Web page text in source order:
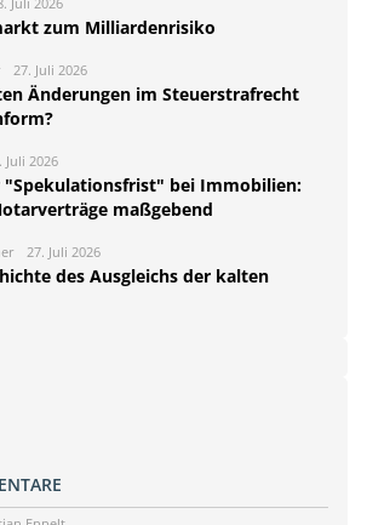
zum Milliardenrisiko
27. Juli 2026
Änderungen im Steuerstrafrecht
Juli 2026
"Spekulationsfrist" bei Immobilien:
maßgebend
27. Juli 2026
des Ausgleichs der kalten